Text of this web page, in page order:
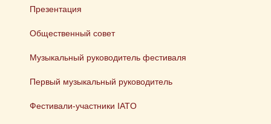
Презентация
Общественный совет
Музыкальный руководитель фестиваля
Первый музыкальный руководитель
Фестивали-участники IATO